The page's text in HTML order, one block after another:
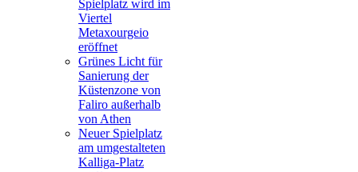
Spielplatz wird im
Viertel
Metaxourgeio
eröffnet
Grünes Licht für
Sanierung der
Küstenzone von
Faliro außerhalb
von Athen
Neuer Spielplatz
am umgestalteten
Kalliga-Platz